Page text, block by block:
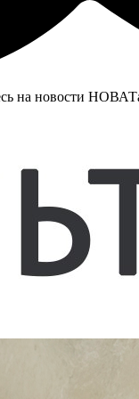
на новости